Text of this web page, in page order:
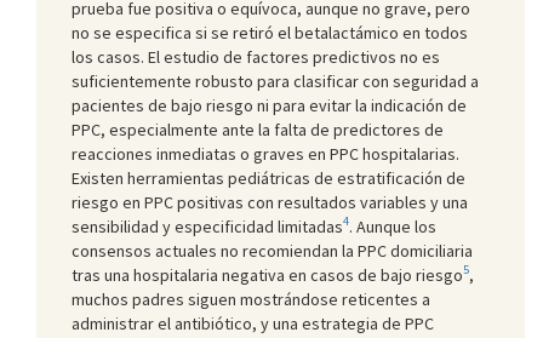
prueba fue positiva o equívoca, aunque no grave, pero
no se especifica si se retiró el betalactámico en todos
los casos. El estudio de factores predictivos no es
suficientemente robusto para clasificar con seguridad a
pacientes de bajo riesgo ni para evitar la indicación de
PPC, especialmente ante la falta de predictores de
reacciones inmediatas o graves en PPC hospitalarias.
Existen herramientas pediátricas de estratificación de
riesgo en PPC positivas con resultados variables y una
sensibilidad y especificidad limitadas4. Aunque los
consensos actuales no recomiendan la PPC domiciliaria
tras una hospitalaria negativa en casos de bajo riesgo5,
muchos padres siguen mostrándose reticentes a
administrar el antibiótico, y una estrategia de PPC